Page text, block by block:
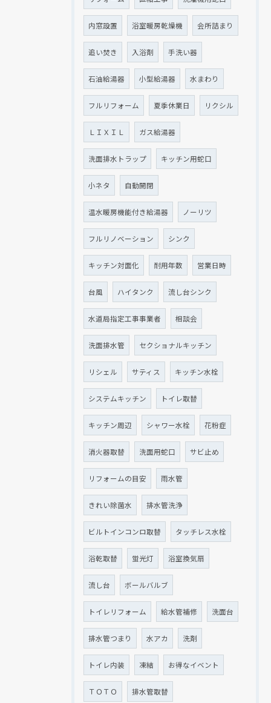
内窓設置 浴室暖房乾燥機 会所詰まり
追い焚き 入浴剤 手洗い器
石油給湯器 小型給湯器 水まわり
フルリフォーム 夏季休業日 リクシル
ＬＩＸＩＬ ガス給湯器
洗面排水トラップ キッチン用蛇口
小ネタ 自動開閉
温水暖房機能付き給湯器 ノーリツ
フルリノベーション シンク
キッチン対面化 耐用年数 営業日時
台風 ハイタンク 流し台シンク
水道局指定工事事業者 相談会
洗面排水管 セクショナルキッチン
リシェル サティス キッチン水栓
システムキッチン トイレ取替
キッチン周辺 シャワー水栓 花粉症
消火器取替 洗面用蛇口 サビ止め
リフォームの目安 雨水管
きれい除菌水 排水管洗浄
ビルトインコンロ取替 タッチレス水栓
浴乾取替 蛍光灯 浴室換気扇
流し台 ボールバルブ
トイレリフォーム 給水管補修 洗面台
排水管つまり 水アカ 洗剤
トイレ内装 凍結 お得なイベント
ＴＯＴＯ 排水管取替